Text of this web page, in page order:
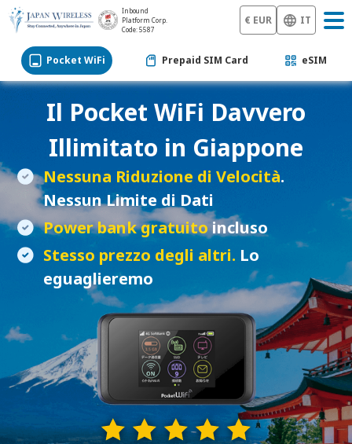
Inbound
Platform Corp.
Code: 5587
€ EUR IT
Pocket WiFi Prepaid SIM Card eSIM
Il Pocket WiFi Davvero
Illimitato in Giappone
Nessuna Riduzione di Velocità.
Nessun Limite di Dati
Power bank gratuitoincluso
Stesso prezzo degli altri. Lo
eguaglieremo